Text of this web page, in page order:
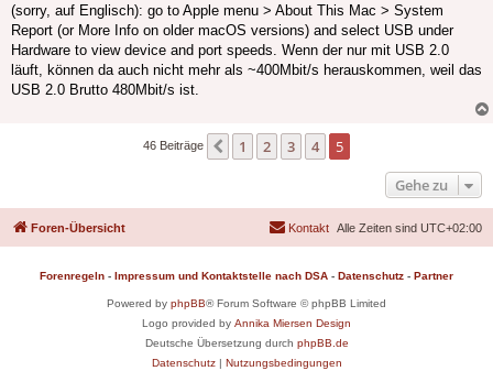
(sorry, auf Englisch): go to Apple menu > About This Mac > System
Report (or More Info on older macOS versions) and select USB under
Hardware to view device and port speeds. Wenn der nur mit USB 2.0
läuft, können da auch nicht mehr als ~400Mbit/s herauskommen, weil das
USB 2.0 Brutto 480Mbit/s ist.
46 Beiträge Vorherige
1 2 3 4
5
Gehe zu
Foren-Übersicht Alle Zeiten sind UTC+02:00
Kontakt
Forenregeln - Impressum und Kontaktstelle nach DSA - Datenschutz - Partner
Powered by phpBB® Forum Software © phpBB Limited
Logo provided by Annika Miersen Design
Deutsche Übersetzung durch phpBB.de
Datenschutz| Nutzungsbedingungen